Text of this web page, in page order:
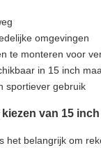
omgevingen
te monteren voor
in 15 inch
sportiever gebruik
van 15
het belangrijk om